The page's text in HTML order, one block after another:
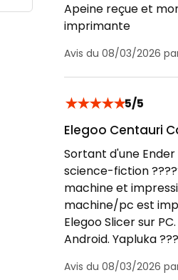
Apeine reçue et
imprimante
Avis du 08/03/2026
★★★★★5/5
Elegoo Centauri
Sortant d'une
science-fiction
machine et
machine/pc est
Elegoo Slicer sur
Android. Yapluka
Avis du 08/03/2026